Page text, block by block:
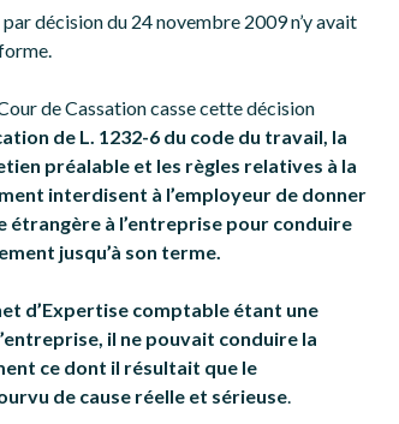
par décision du 24 novembre 2009 n’y avait
de Cassation casse cette décision
de L. 1232-6 du code du travail, la
préalable et les règles relatives à la
interdisent à l’employeur de donner
étrangère à l’entreprise pour conduire
jusqu’à son terme.
d’Expertise comptable étant une
il ne pouvait conduire la
ce dont il résultait que le
de cause réelle et sérieuse.